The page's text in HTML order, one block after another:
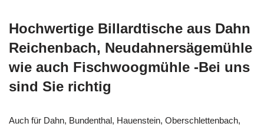
Hochwertige Billardtische aus Dahn
Reichenbach, Neudahnersägemühle
wie auch Fischwoogmühle -Bei uns
sind Sie richtig
Auch für Dahn, Bundenthal, Hauenstein, Oberschlettenbach,